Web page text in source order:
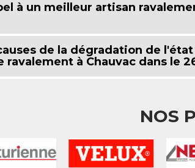
à un meilleur artisan
de la dégradation de
à Chauvac dans le
NOS